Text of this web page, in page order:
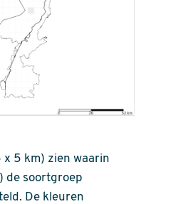
x 5 km) zien waarin
de soortgroep
De kleuren